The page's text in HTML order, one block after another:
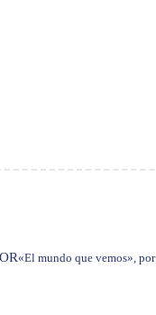
«El mundo que vemos»,